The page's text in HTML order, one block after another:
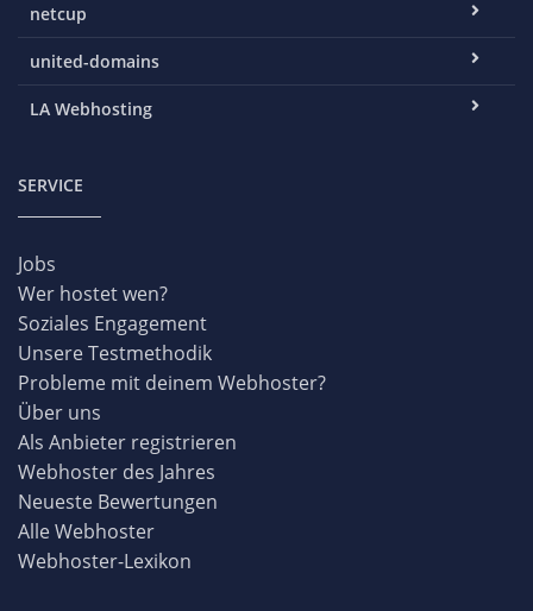
netcup
united-domains
LA Webhosting
SERVICE
Jobs
Wer hostet wen?
Soziales Engagement
Unsere Testmethodik
Probleme mit deinem Webhoster?
Über uns
Als Anbieter registrieren
Webhoster des Jahres
Neueste Bewertungen
Alle Webhoster
Webhoster-Lexikon